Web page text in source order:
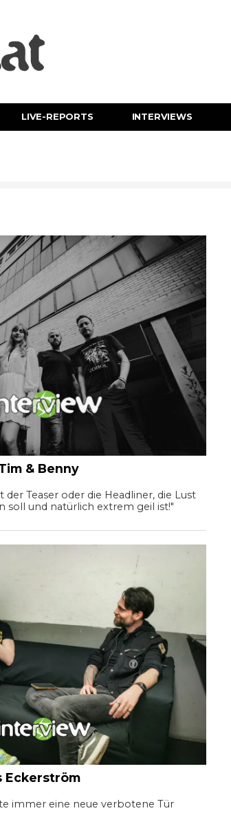
LIVE-REPORTS INTERVIEWS
& Benny
der Teaser oder die Headliner, die Lust
soll und natürlich extrem geil ist!"
Eckerström
immer eine neue verbotene Tür